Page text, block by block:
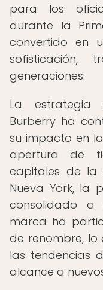
para los
durante la
convertido en
sofisticación,
generaciones.
La estrategia
Burberry ha
su impacto en
apertura de
capitales de la
Nueva York, la
consolidado a
marca ha
de renombre, lo
las tendencias
alcance a